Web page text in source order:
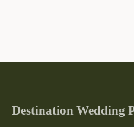
Destination Wedding